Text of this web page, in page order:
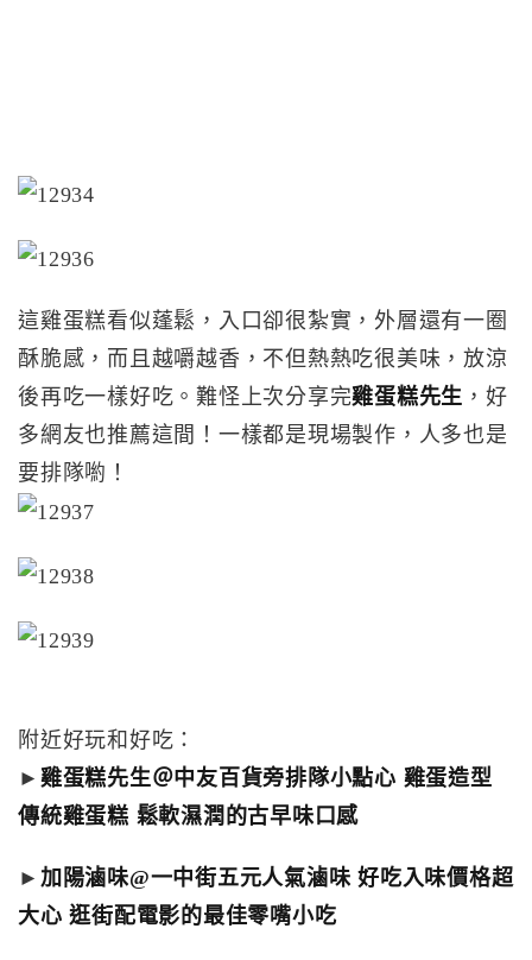
這雞蛋糕看似蓬鬆，入口卻很紮實，外層還有一圈
酥脆感，而且越嚼越香，不但熱熱吃很美味，放涼
後再吃一樣好吃。難怪上次分享完雞蛋糕先生 ，好
多網友也推薦這間！一樣都是現場製作，人多也是
要排隊喲！
附近好玩和好吃：
► 雞蛋糕先生＠中友百貨旁排隊小點心 雞蛋造型
傳統雞蛋糕 鬆軟濕潤的古早味口感
► 加陽滷味@一中街五元人氣滷味 好吃入味價格超
大心 逛街配電影的最佳零嘴小吃